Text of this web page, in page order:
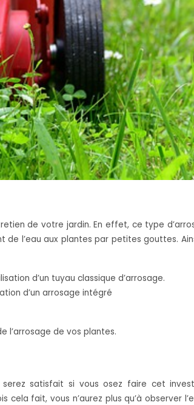
de votre jardin. En effet, ce type
l’eau aux plantes par petites gouttes.
d’un tuyau classique d’arrosage.
d’un arrosage intégré
l’arrosage de vos plantes.
satisfait si vous osez faire cet
fait, vous n’aurez plus qu’à observer